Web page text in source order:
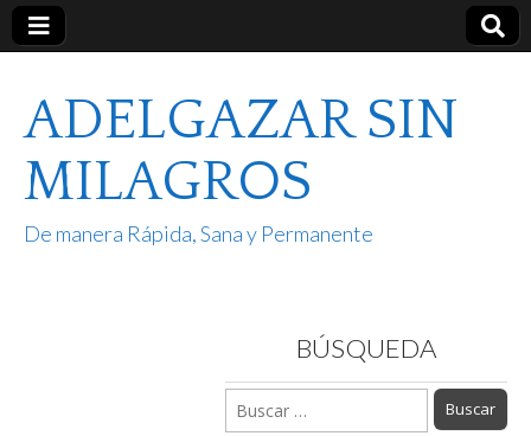
ADELGAZAR SIN
MILAGROS
De manera Rápida, Sana y Permanente
BÚSQUEDA
Buscar: